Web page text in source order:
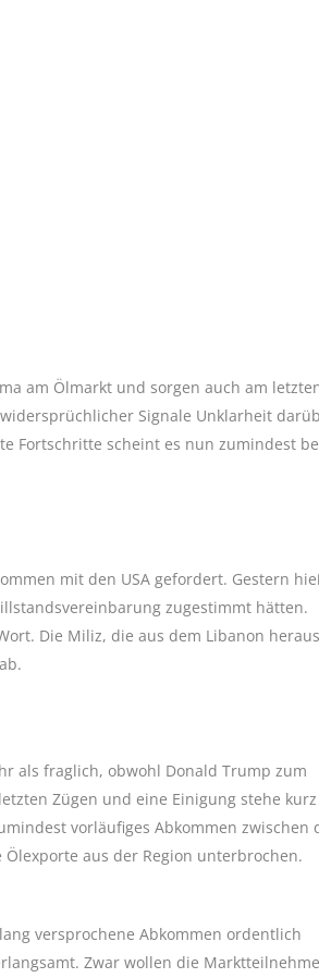
am Ölmarkt und sorgen auch am
Signale Unklarheit
Fortschritte scheint es nun zumindest
mit den USA gefordert. Gestern
zugestimmt hätten.
Die Miliz, die aus dem Libanon heraus
als fraglich, obwohl Donald Trump zum
Zügen und eine Einigung stehe kurz
vorläufiges Abkommen zwischen
aus der Region unterbrochen.
versprochene Abkommen ordentlich
Zwar wollen die